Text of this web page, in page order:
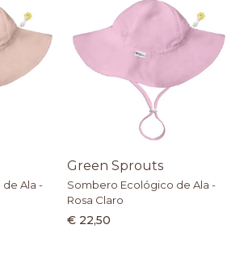
Ala -
Green Sprouts
Sombero Ecológico de Ala -
Rosa Claro
€ 22,50